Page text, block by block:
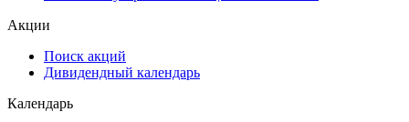
ESG
Самые популярные облигации на Cbonds.ru